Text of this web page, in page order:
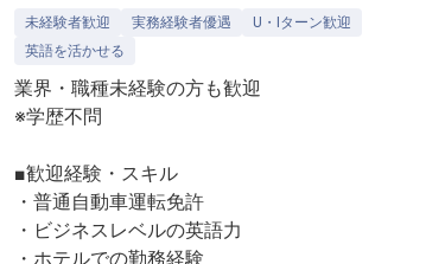
未経験者歓迎 実務経験者優遇
U・Iターン歓迎
英語を活かせる
業界・職種未経験の方も歓迎
※学歴不問
■歓迎経験・スキル
・普通自動車運転免許
・ビジネスレベルの英語力
・ホテルでの勤務経験